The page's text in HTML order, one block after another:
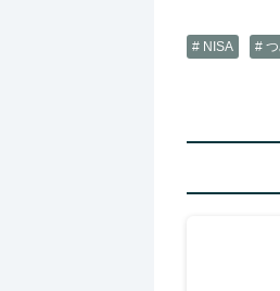
# NISA #